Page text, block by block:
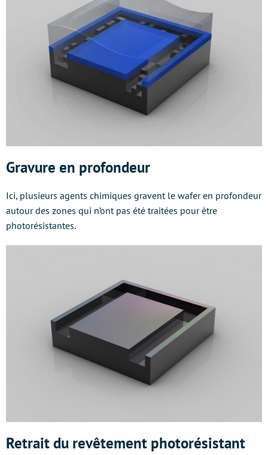
Gravure en profondeur
Ici, plusieurs agents chimiques gravent le wafer en profondeur
autour des zones qui n’ont pas été traitées pour être
photorésistantes.
Retrait du revêtement photorésistant